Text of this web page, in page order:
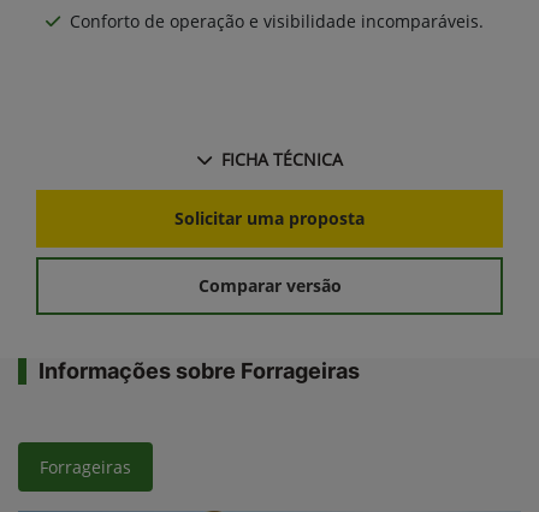
Conforto de operação e visibilidade incomparáveis.
FICHA TÉCNICA
Solicitar uma proposta
Comparar versão
Informações sobre Forrageiras
Forrageiras